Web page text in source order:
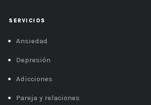
SERVICIOS
Ansiedad
Depresión
Adicciones
Pareja y relaciones